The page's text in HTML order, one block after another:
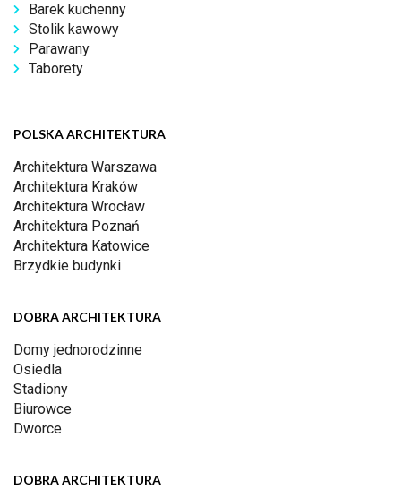
Barek kuchenny
Stolik kawowy
Parawany
Taborety
POLSKA ARCHITEKTURA
Architektura Warszawa
Architektura Kraków
Architektura Wrocław
Architektura Poznań
Architektura Katowice
Brzydkie budynki
DOBRA ARCHITEKTURA
Domy jednorodzinne
Osiedla
Stadiony
Biurowce
Dworce
DOBRA ARCHITEKTURA